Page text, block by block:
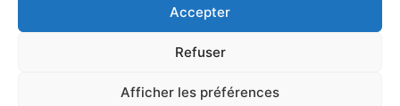
Accepter
Refuser
Afficher les préférences